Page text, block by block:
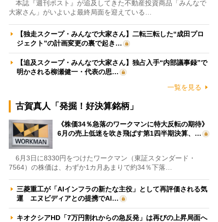
本誌『週刊ポスト』が追及してきた不動産投資商品「みんなで
大家さん」がいよいよ最終局面を迎えている…
【独走スクープ・みんなで大家さん】二転三転した“成田プロ
ジェクト”の計画変更の裏で起き…
【追及スクープ・みんなで大家さん】独占入手“内部議事録”で
明かされる柳瀬健一・代表の思…
一覧を見る
古賀真人「発掘！好決算銘柄」
《株価34％急落のワークマンに特大反転の期待》
6月の売上低迷を吹き飛ばす第1四半期決算、…
6月3日に8330円をつけたワークマン（東証スタンダード・
7564）の株価は、わずか1カ月あまりで約34％下落…
三菱重工が「AIインフラの新たな主役」として再評価される気
運 エヌビディアとの提携でAI…
キオクシアHD「7万円割れからの急反発」は再びの上昇局面へ